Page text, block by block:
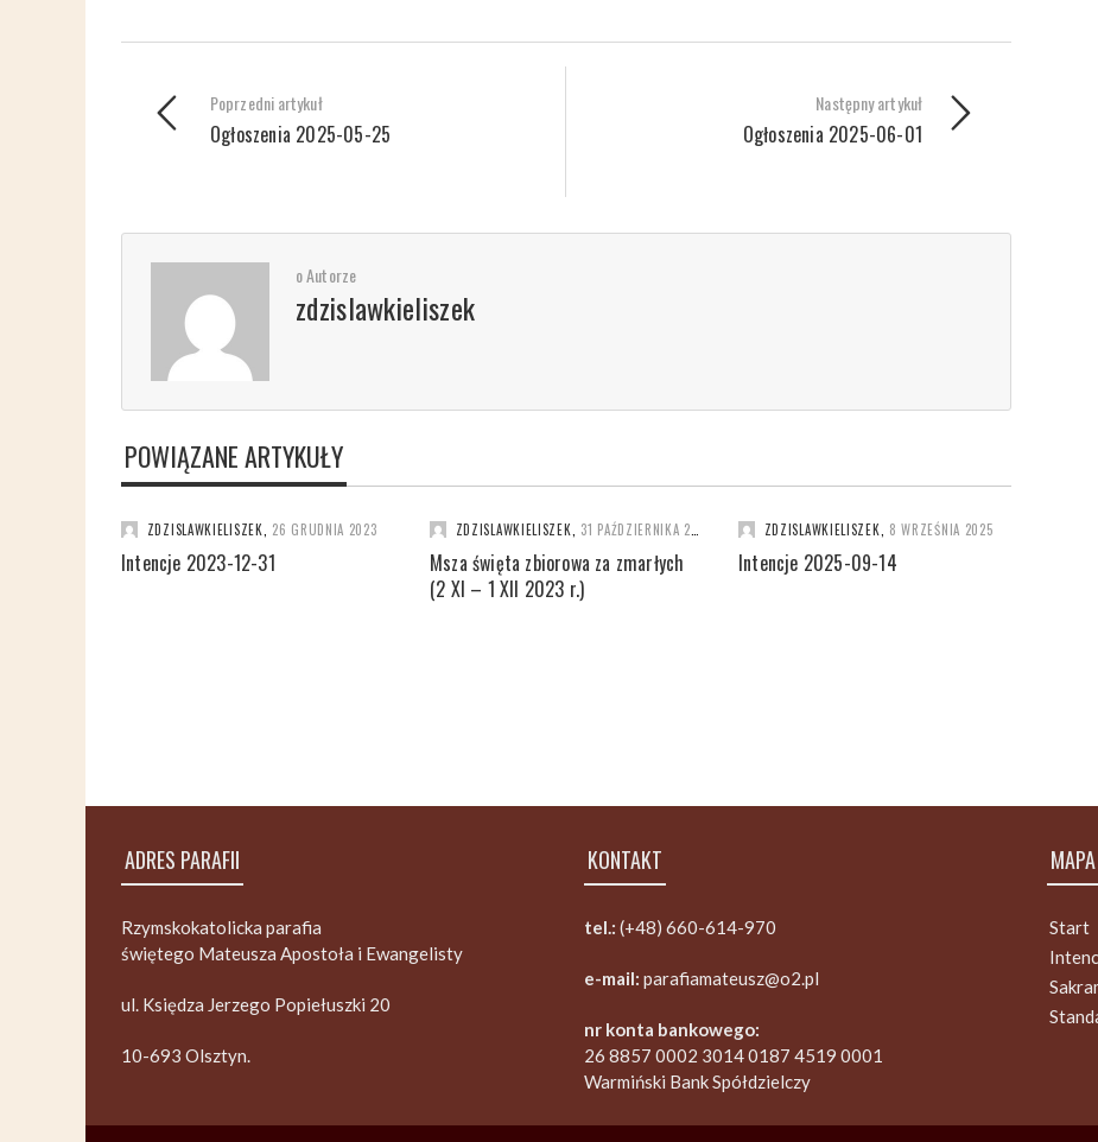
Następny artykuł
Ogłoszenia 2025-06-01
Poprzedni artykuł
Ogłoszenia 2025-05-25
o Autorze
zdzislawkieliszek
POWIĄZANE ARTYKUŁY
ZDZISLAWKIELISZEK 26 GRUDNIA 2023
Intencje 2023-12-31
ZDZISLAWKIELISZEK 31 PAŹDZIERNIKA 2023
Msza święta zbiorowa za zmarłych
(2 XI – 1 XII 2023 r.)
ZDZISLAWKIELISZEK 8 WRZEŚNIA 2025
Intencje 2025-09-14
ADRES PARAFII
Rzymskokatolicka parafia
świętego Mateusza Apostoła i Ewangelisty
ul. Księdza Jerzego Popiełuszki 20
10-693 Olsztyn.
KONTAKT
tel.: (+48) 660-614-970
e-mail: parafiamateusz@o2.pl
nr konta bankowego:
26 8857 0002 3014 0187 4519 0001
Warmiński Bank Spółdzielczy
Start